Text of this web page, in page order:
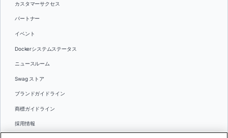
カスタマーサクセス
パートナー
イベント
Dockerシステムステータス
ニュースルーム
Swag ストア
ブランドガイドライン
商標ガイドライン
採用情報